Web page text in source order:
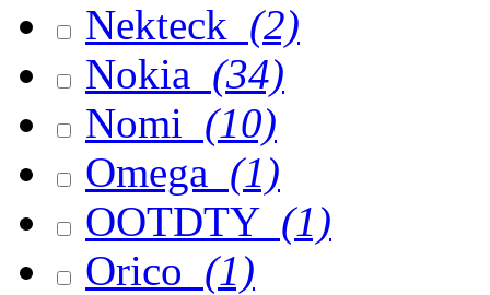
Nekteck (2)
Nokia (34)
Nomi (10)
Omega (1)
OOTDTY (1)
Orico (1)